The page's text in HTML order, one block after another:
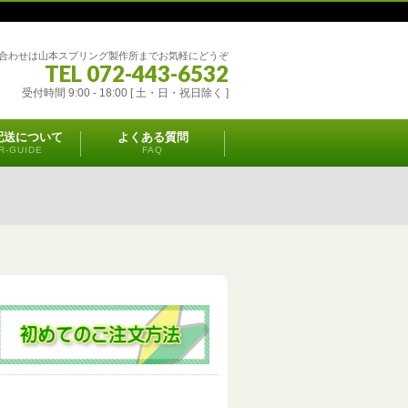
わせは山本スプリング製作所までお気軽にどうぞ
TEL 072-443-6532
受付時間 9:00 - 18:00 [ 土・日・祝日除く ]
について
GUIDE
よくある質問
FAQ